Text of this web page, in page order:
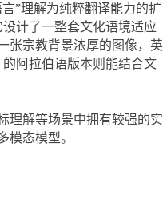
”理解为纯粹翻译能力的扩
计了一整套文化语境适应
张宗教背景浓厚的图像，英
阿拉伯语版本则能结合文
理解等场景中拥有较强的实
模态模型。